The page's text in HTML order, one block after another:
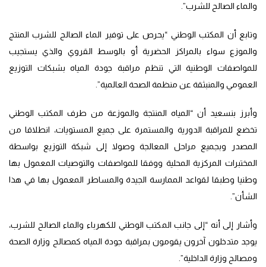
والماء الصالح للشرب”.
وتابع أن المكتب الوطني “يحرص على توفير الماء الصالح للشرب المنتج
والموزع سواء بالمراكز الحضرية أو بالوسط القروي والذي يستجيب
للمواصفات الوطنية التي تنظم مراقبة جودة المياه بشبكات التوزيع
العمومي والمنبثقة عن منظمة الصحة العالمية”.
وأبرز بنسعيد أن “المياه المنتجة والموزعة من طرف المكتب الوطني
تخضع للمراقبة الدورية والمستمرة على جميع المستويات، انطلاقا من
المصدر وبجميع مراحل المعالجة وصولا إلى شبكة التوزيع بواسطة
المختبرات المركزية المحلية ووفقا للمواصفات والتوصيات المعمول بها
وطنيا وطبقا لقواعد الممارسة الجيدة والمساطر المعمول بها في هذا
الشأن”.
وأشار إلى أنه “إلى جانب المكتب الوطني للكهرباء والماء الصالح للشرب،
يوجد متدخلون آخرون يقومون بمراقبة جودة المياه كمصالح وزارة الصحة
ومصالح وزارة الداخلية”.